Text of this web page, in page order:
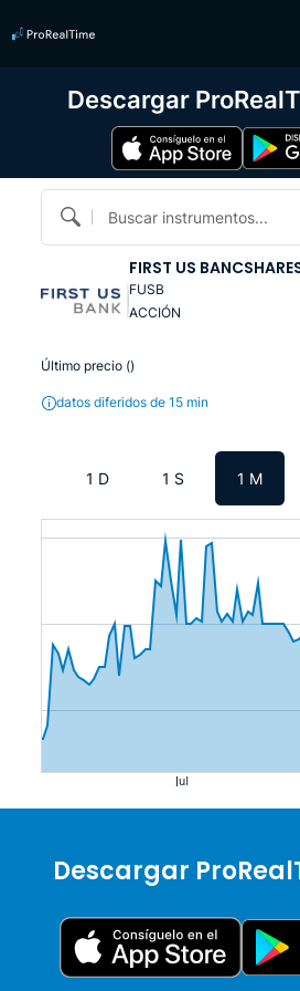
Buscar instrumentos...
FIRST US
FUSB
ACCIÓN
Último precio ()
datos diferidos de 15 min
1 D 1 S 1 M
Descargar
Descargar